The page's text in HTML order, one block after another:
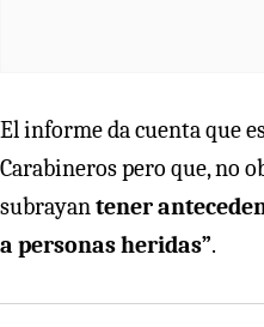
El informe da cuenta que
Carabineros pero que, no
subrayan tener
a personas heridas”.